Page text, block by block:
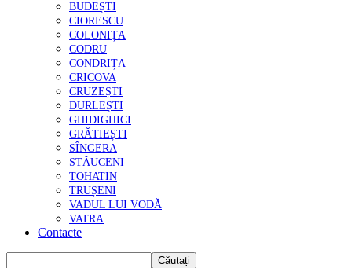
BUDEȘTI
CIORESCU
COLONIȚA
CODRU
CONDRIȚA
CRICOVA
CRUZEȘTI
DURLEȘTI
GHIDIGHICI
GRĂTIEȘTI
SÎNGERA
STĂUCENI
TOHATIN
TRUȘENI
VADUL LUI VODĂ
VATRA
Contacte